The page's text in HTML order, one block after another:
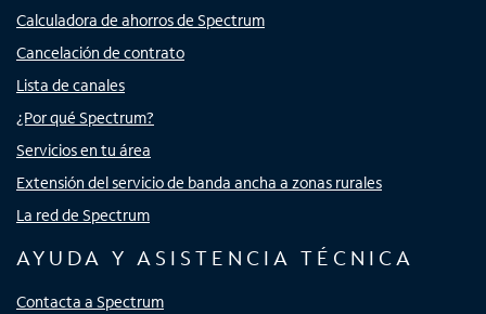
Calculadora de ahorros de Spectrum
Cancelación de contrato
Lista de canales
¿Por qué Spectrum?
Servicios en tu área
Extensión del servicio de banda ancha a zonas rurales
La red de Spectrum
AYUDA Y ASISTENCIA TÉCNICA
Contacta a Spectrum